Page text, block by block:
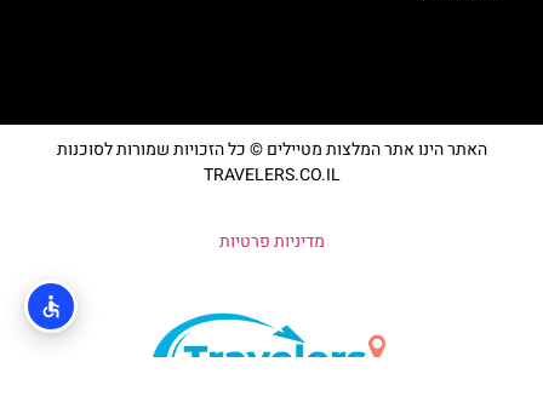
האתר הינו אתר המלצות מטיילים © כל הזכויות שמורות לסוכנות
TRAVELERS.CO.IL
מדיניות פרטיות